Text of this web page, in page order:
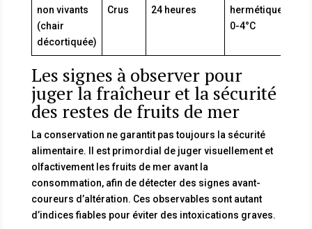
non vivants
(chair
décortiquée)
Crus 24 heures
hermétique,
0-4°C
Les signes à observer pour
juger la fraîcheur et la sécurité
des restes de fruits de mer
La conservation ne garantit pas toujours la sécurité
alimentaire. Il est primordial de juger visuellement et
olfactivement les fruits de mer avant la
consommation, afin de détecter des signes avant-
coureurs d’altération. Ces observables sont autant
d’indices fiables pour éviter des intoxications graves.